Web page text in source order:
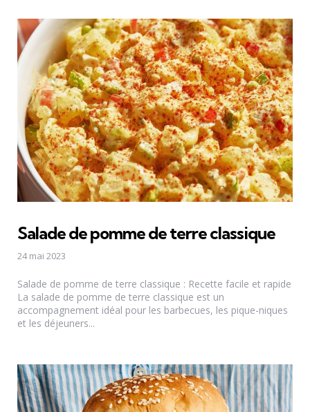
Salade de pomme de terre classique
24 mai 2023
Salade de pomme de terre classique : Recette facile et rapide
La salade de pomme de terre classique est un
accompagnement idéal pour les barbecues, les pique-niques
et les déjeuners...